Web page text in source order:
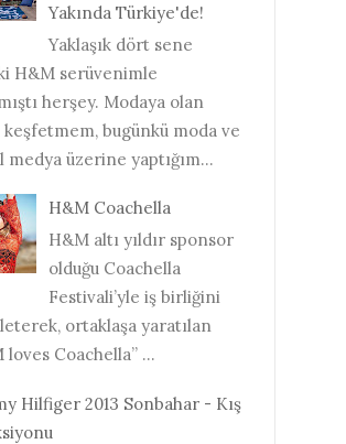
Yakında Türkiye'de!
Yaklaşık dört sene
H&M serüvenimle
herşey. Modaya olan
bugünkü moda ve
medya üzerine yaptığım...
H&M Coachella
H&M altı yıldır sponsor
olduğu Coachella
Festivali’yle iş birliğini
ortaklaşa yaratılan
loves Coachella” ...
Hilfiger 2013 Sonbahar - Kış